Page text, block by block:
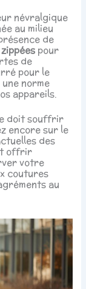
névralgique
au milieu
de
pour
de
pour le
norme
appareils.
doit souffrir
encore sur le
des
offrir
votre
coutures
au